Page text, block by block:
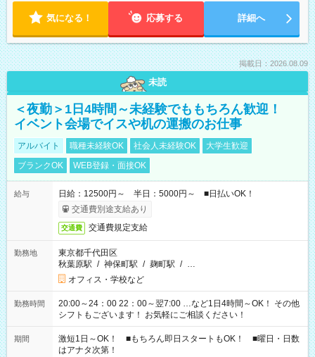
気になる！ 応募する 詳細へ
掲載日：2026.08.09
未読
＜夜勤＞1日4時間～未経験でももちろん歓迎！
イベント会場でイスや机の運搬のお仕事
アルバイト 職種未経験OK 社会人未経験OK
大学生歓迎
ブランクOK
WEB登録・面接OK
給与
日給：12500円～ 半日：5000円～ ■日払いOK！
交通費別途支給あり
交通費 交通費規定支給
勤務地
東京都千代田区
秋葉原駅 / 神保町駅 / 麹町駅 / …
オフィス・学校など
勤務時間
20:00～24：00 22：00～翌7:00 …など1日4時間～OK！ その他
シフトもございます！ お気軽にご相談ください！
期間
激短1日～OK！ ■もちろん即日スタートもOK！ ■曜日・日数
はアナタ次第！